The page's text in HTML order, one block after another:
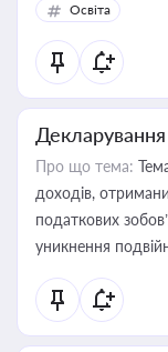
Освіта
Про що тема:
доходів,
податкових
уникнення